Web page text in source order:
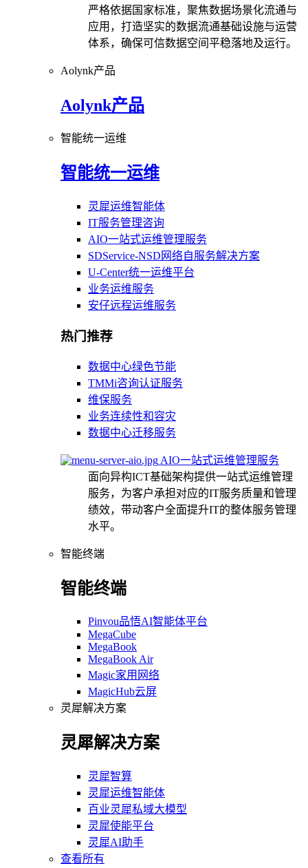
严格依据国家标准，聚焦数据场景化流通与
应用，打造坚实的数据流通基础设施与运营
体系，确保可信数据空间平稳落地及运行。
Aolynk产品
Aolynk产品
智能统一运维
智能统一运维
灵犀运维智能体
IT服务管理咨询
AIO一站式运维管理服务
SDService-NSD网络自服务解决方案
U-Center统一运维平台
业务运维服务
安仔远程运维服务
热门推荐
数据中心绿色节能
TMMi咨询认证服务
维保服务
业务连续性和容灾
数据中心迁移服务
AIO一站式运维管理服务
面向异构ICT基础架构提供一站式运维管理
服务，为客户承担对应的IT服务质量和管理
绩效，带动客户全面提升IT的整体服务管理
水平。
智能终端
智能终端
Pinvou品悟AI智能体平台
MegaCube
MegaBook
MegaBook Air
Magic家用网络
MagicHub云屏
灵犀解决方案
灵犀解决方案
灵犀智算
灵犀运维智能体
百业灵犀私域大模型
灵犀使能平台
灵犀AI助手
查看所有